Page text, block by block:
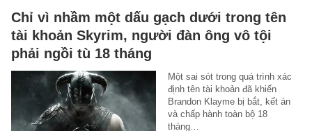
Chỉ vì nhầm một dấu gạch dưới trong tên
tài khoản Skyrim, người đàn ông vô tội
phải ngồi tù 18 tháng
Một sai sót trong quá trình xác
định tên tài khoản đã khiến
Brandon Klayme bị bắt, kết án
và chấp hành toàn bộ 18
tháng…